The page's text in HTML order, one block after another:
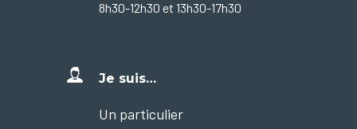
8h30-12h30 et 13h30-17h30
Je suis…
Un particulier